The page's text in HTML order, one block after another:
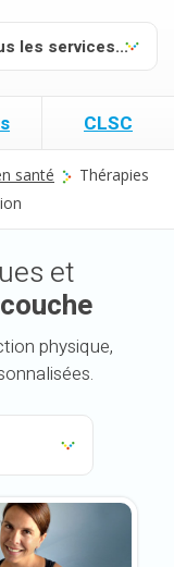
CLSC
santé
Thérapies
et
physique,